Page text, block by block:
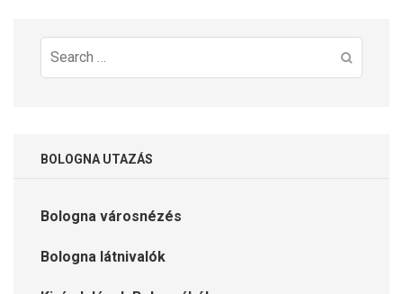
Search
for:
BOLOGNA UTAZÁS
Bologna városnézés
Bologna látnivalók